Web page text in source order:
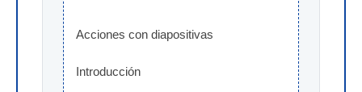
Acciones con diapositivas
Introducción